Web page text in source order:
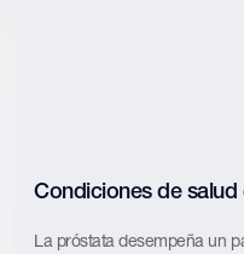
Condiciones de salud
La próstata desempeña un